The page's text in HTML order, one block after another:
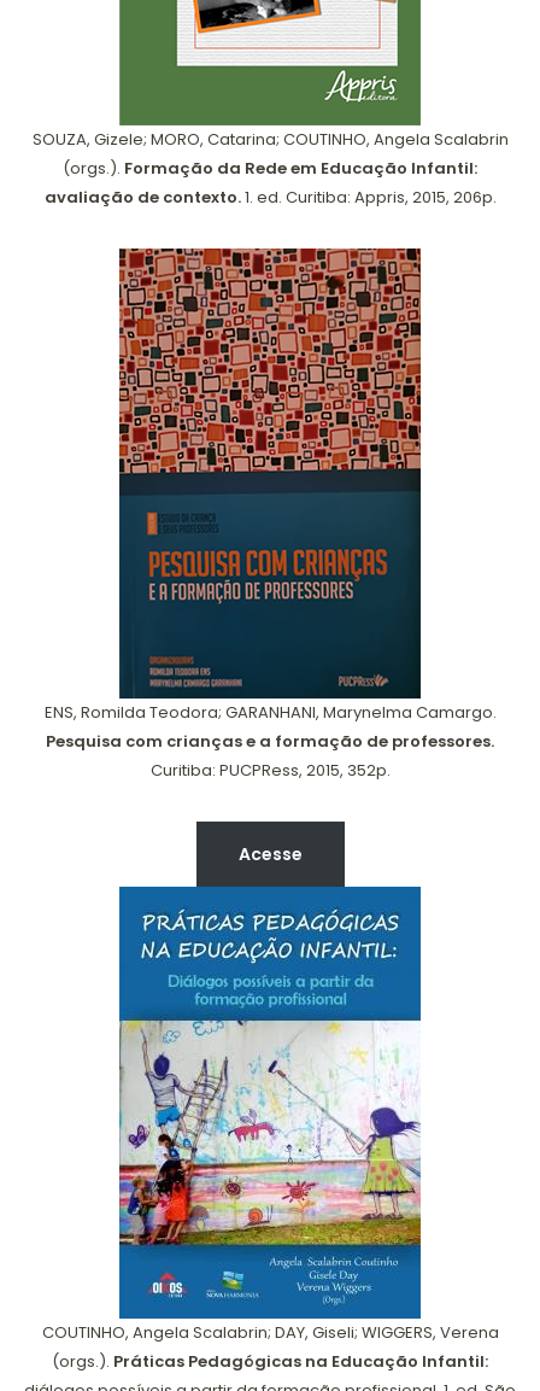
SOUZA, Gizele; MORO, Catarina; COUTINHO, Angela Scalabrin
(orgs.). Formação da Rede em Educação Infantil:
avaliação de contexto.1. ed. Curitiba: Appris, 2015, 206p.
ENS, Romilda Teodora; GARANHANI, Marynelma Camargo.
Pesquisa com crianças e a formação de professores.
Curitiba: PUCPRess, 2015, 352p.
Acesse
COUTINHO, Angela Scalabrin; DAY, Giseli; WIGGERS, Verena
(orgs.). Práticas Pedagógicas na Educação Infantil: